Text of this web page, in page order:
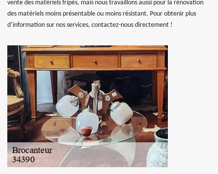
vente des matériels fripés, mais nous travaillons aussi pour la rénovation
des matériels moins présentable ou moins résistant. Pour obtenir plus
d’information sur nos services, contactez-nous directement !